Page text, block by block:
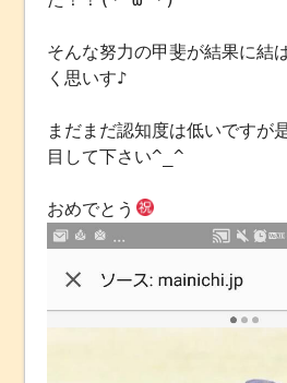
そんな努力の甲斐が結果に結
く思いす♪
まだまだ認知度は低いですが
目して下さい^_^
おめでとう